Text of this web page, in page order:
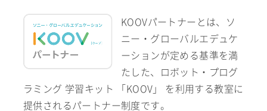
KOOVパートナーとは、ソ
ニー・グローバルエデュケ
ーションが定める基準を満
たした、ロボット・プログ
ラミング 学習キット 「KOOV」 を利用する教室に
提供されるパートナー制度です。